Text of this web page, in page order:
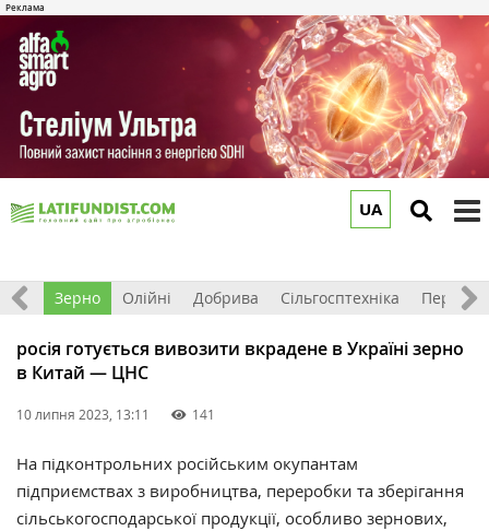
UA
Світ Зерно Олійні Добрива Сільгосптехніка
росія готується вивозити вкрадене в Україні зерно
в Китай — ЦНС
10 липня 2023, 13:11 141
На підконтрольних російським окупантам
підприємствах з виробництва, переробки та зберігання
сільськогосподарської продукції, особливо зернових,